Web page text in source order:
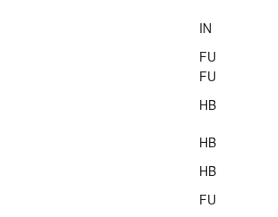
IN
FU
FU
HB
HB
HB
FU